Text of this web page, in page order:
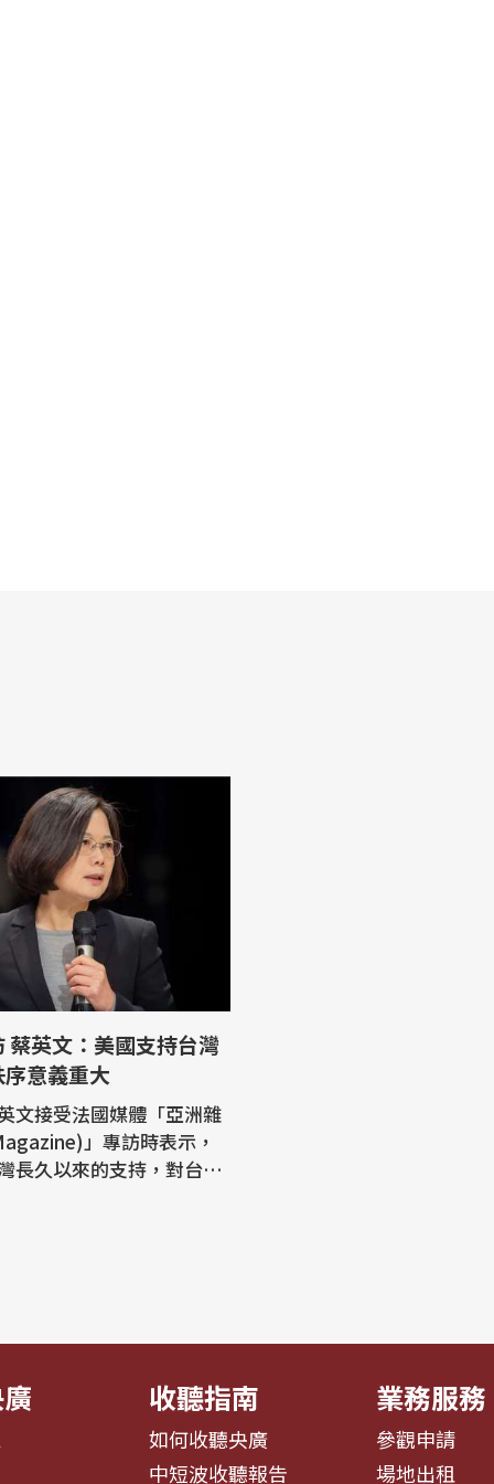
蔡英文：美國支持台灣
意義重大
文接受法國媒體「亞洲雜
」專訪時表示，
長久以來的支持，對台灣
收聽指南
如何收聽央廣
中短波收聽報告
業務服務
參觀申請
場地出租